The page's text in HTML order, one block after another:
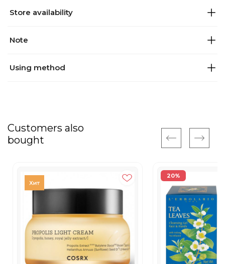
Store availability
Note
Using method
Customers also
bought
20%